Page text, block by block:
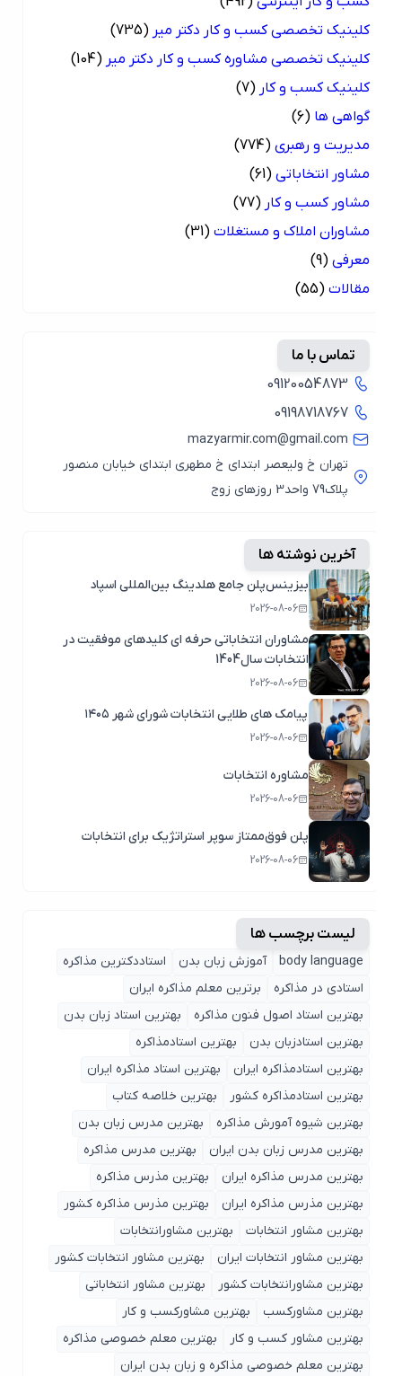
کلینیک تخصصی کسب و کار دکتر میر (735)
کلینیک تخصصی مشاوره کسب و کار دکتر میر (104)
کلینیک کسب و کار (7)
گواهی ها (6)
مدیریت و رهبری (774)
مشاور انتخاباتی (61)
مشاور کسب و کار (77)
مشاوران املاک و مستغلات (31)
معرفی (9)
مقالات (55)
تماس با ما
09120054873
09198718767
mazyarmir.com@gmail.com
تهران خ ولیعصر ابتدای خ مطهری ابتدای خیابان منصور
آخرین نوشته ها
بیزینس‌پلن جامع هلدینگ بین‌المللی اسپاد
2026-08-06
مشاوران انتخاباتی حرفه ای کلیدهای موفقیت در
انتخابات سال1404
2026-08-06
پیامک های طلایی انتخابات شورای شهر ۱۴۰۵
2026-08-06
مشاوره انتخابات
2026-08-06
پلن فوق‌ممتاز سوپر استراتژیک برای انتخابات
2026-08-06
لیست برچسب ها
body language آموزش زبان بدن
استاددکترین مذاکره
استادی در مذاکره
برترین معلم مذاکره ایران
بهترین استاد اصول ‌فنون مذاکره
بهترین استاد زبان بدن
بهترین استادزبان بدن
بهترین استادمذاکره
بهترین استادمذاکره ایران
بهترین استاد مذاکره ایران
بهترین استادمذاکره کشور
بهترین خلاصه کتاب
بهترین شیوه آمورش مذاکره
بهترین مدرس زبان بدن
بهترین مدرس زبان بدن ایران
بهترین مدرس مذاکره
بهترین مدرس مذاکره ایران
بهترین مذرس مذاکره
بهترین مذرس مذاکره ایران
بهترین مذرس مذاکره کشور
بهترین مشاور انتخابات
بهترین مشاورانتخابات
بهترین مشاور انتخابات ایران
بهترین مشاور انتخابات کشور
بهترین مشاورانتخابات کشور
بهترین مشاور انتخاباتی
بهترین مشاورکسب
بهترین مشاورکسب و کار
بهترین مشاور کسب و کار
بهترین معلم خصوصی مذاکره
بهترین معلم خصوصی مذاکره و زبان بدن ایران